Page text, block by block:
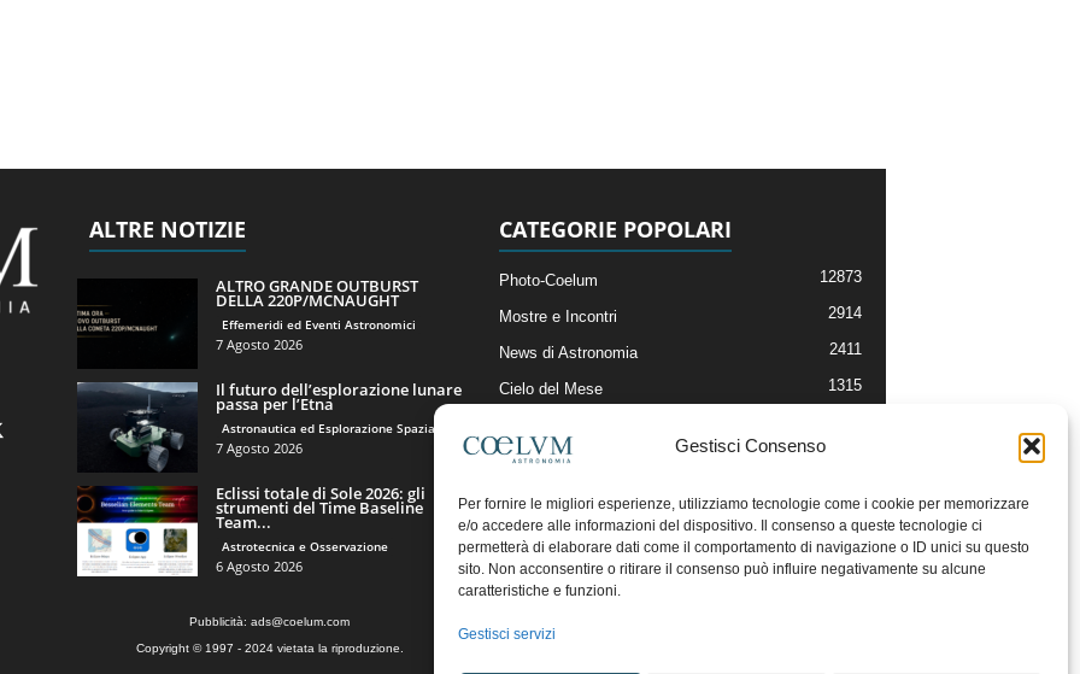
Gestisci Consenso
Per fornire le migliori esperienze, utilizziamo tecnologie come i cookie per memorizzare
e/o accedere alle informazioni del dispositivo. Il consenso a queste tecnologie ci
permetterà di elaborare dati come il comportamento di navigazione o ID unici su questo
sito. Non acconsentire o ritirare il consenso può influire negativamente su alcune
caratteristiche e funzioni.
Gestisci servizi
ALTRE NOTIZIE
ALTRO GRANDE OUTBURST
DELLA 220P/MCNAUGHT
Effemeridi ed Eventi Astronomici
7 Agosto 2026
Il futuro dell’esplorazione lunare
passa per l’Etna
Astronautica ed Esplorazione Spaziale
7 Agosto 2026
Eclissi totale di Sole 2026: gli
strumenti del Time Baseline
Team...
Astrotecnica e Osservazione
6 Agosto 2026
CATEGORIE POPOLARI
Photo-Coelum 12873
Mostre e Incontri 2914
News di Astronomia 2411
Cielo del Mese 1315
Articoli e Risorse On-Line
Il Blog della Redazione
Pubblicità: ads@coelum.com
Copyright © 1997 - 2024 vietata la riproduzione.